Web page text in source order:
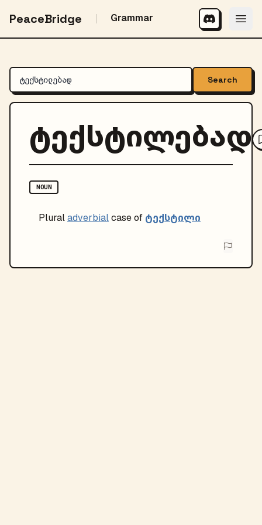
PeaceBridge Grammar
Search
ტექსტილებად
NOUN
Pluraladverbialcase of ტექსტილი